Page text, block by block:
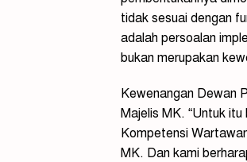
tidak sesuai dengan
adalah persoalan
bukan merupakan
Kewenangan Dewan
Majelis MK. “Untuk
Kompetensi
MK. Dan kami